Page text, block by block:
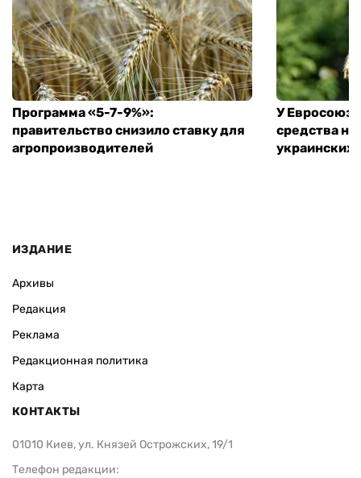
Программа «5-7-9%»:
правительство снизило ставку для
агропроизводителей
У
средства
ИЗДАНИЕ
Архивы
Редакция
Реклама
Редакционная политика
Карта
КОНТАКТЫ
01010 Киев, ул. Князей Острожских, 19/1
Телефон редакции: